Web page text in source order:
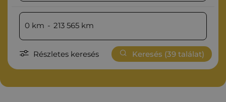
0 km - 213 565 km
Részletes keresés Keresés (39találat)